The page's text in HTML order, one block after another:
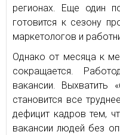
регионах. Еще один
готовится к сезону
маркетологов и
Однако от месяца к
сокращается.
вакансии. Выхватить
становится все
дефицит кадров тем,
вакансии людей без